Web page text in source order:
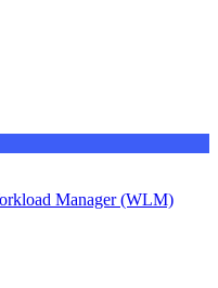
Manager (WLM)